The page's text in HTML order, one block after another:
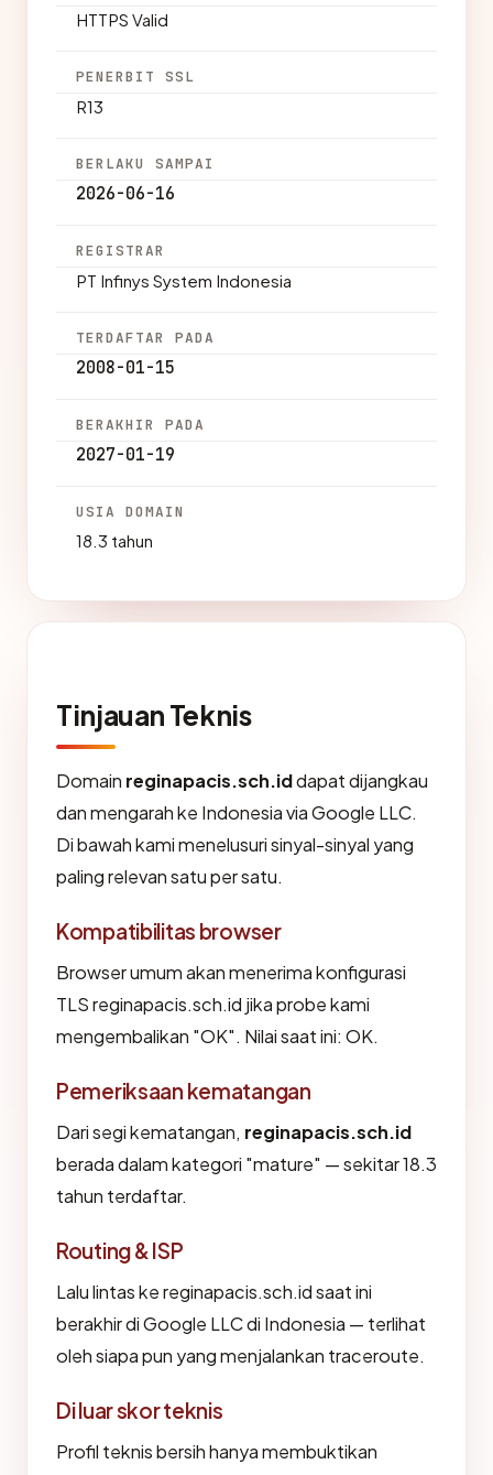
HTTPS Valid
PENERBIT SSL
R13
BERLAKU SAMPAI
2026-06-16
REGISTRAR
PT Infinys System Indonesia
TERDAFTAR PADA
2008-01-15
BERAKHIR PADA
2027-01-19
USIA DOMAIN
18.3 tahun
Tinjauan Teknis
Domain reginapacis.sch.iddapat dijangkau
dan mengarah ke Indonesia via Google LLC.
Di bawah kami menelusuri sinyal-sinyal yang
paling relevan satu per satu.
Kompatibilitas browser
Browser umum akan menerima konfigurasi
TLS reginapacis.sch.id jika probe kami
mengembalikan "OK". Nilai saat ini: OK.
Pemeriksaan kematangan
Dari segi kematangan, reginapacis.sch.id
berada dalam kategori "mature" — sekitar 18.3
tahun terdaftar.
Routing & ISP
Lalu lintas ke reginapacis.sch.id saat ini
berakhir di Google LLC di Indonesia — terlihat
oleh siapa pun yang menjalankan traceroute.
Di luar skor teknis
Profil teknis bersih hanya membuktikan